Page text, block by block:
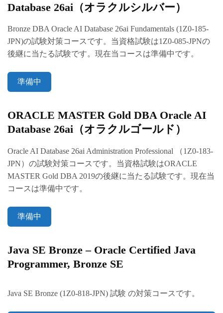
Database 26ai（オラクルシルバー）
Bronze DBA Oracle AI Database 26ai Fundamentals (1Z0-185-
JPN)の試験対策コースです。当資格試験は1Z0-085-JPNの
後継に当たる試験です。現在当コースは準備中です。
準備中
ORACLE MASTER Gold DBA Oracle AI
Database 26ai（オラクルゴールド）
Oracle AI Database 26ai Administration Professional （1Z0-183-
JPN）の試験対策コースです。当資格試験はORACLE
MASTER Gold DBA 2019の後継に当たる試験です。現在当
コースは準備中です。
準備中
Java SE Bronze – Oracle Certified Java
Programmer, Bronze SE
Java SE Bronze (1Z0-818-JPN) 試験 の対策コースです。